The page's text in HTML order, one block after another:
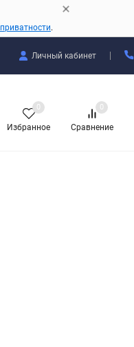
.
Личный кабинет
Избранное
0
Сравнение
0